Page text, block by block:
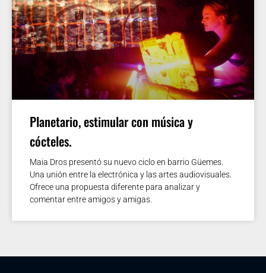
Planetario, estimular con música y
cócteles.
Maia Dros presentó su nuevo ciclo en barrio Güemes.
Una unión entre la electrónica y las artes audiovisuales.
Ofrece una propuesta diferente para analizar y
comentar entre amigos y amigas.